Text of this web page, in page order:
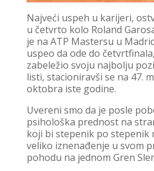
Najveći uspeh u karijeri,
u četvrto kolo Roland
je na ATP Mastersu u
uspeo da ode do
zabeležio svoju najbolju
listi, stacioniravši se na 47.
oktobra iste godine.
Uvereni smo da je posle
psihološka prednost na
koji bi stepenik po stepenik
veliko iznenađenje u svom
pohodu na jednom Gren